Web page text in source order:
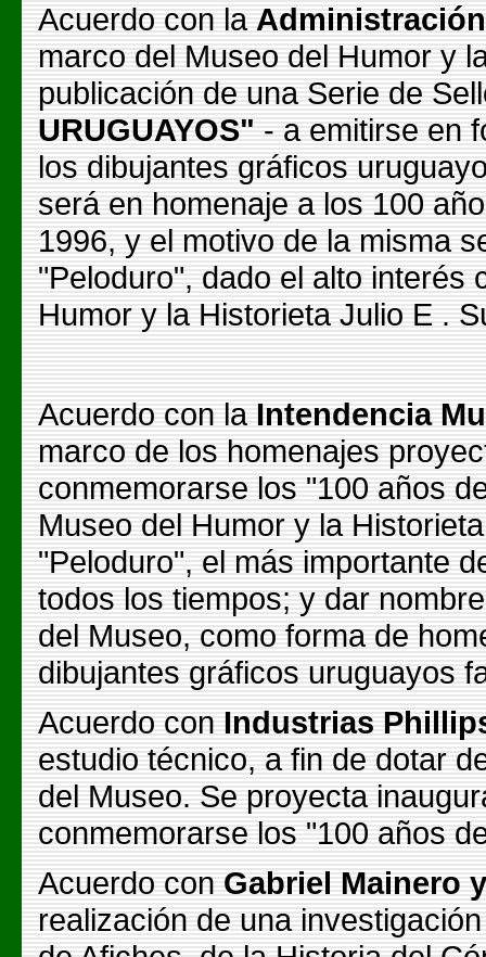
Acuerdo con la
marco del Museo del Humor y
publicación de una Serie de
URUGUAYOS" - a emitirse en
los dibujantes gráficos
será en homenaje a los 100
1996, y el motivo de la misma
"Peloduro", dado el alto interés
Humor y la Historieta Julio E .
Acuerdo con la Intendencia
marco de los homenajes
conmemorarse los "100 años
Museo del Humor y la
"Peloduro", el más importante
todos los tiempos; y dar
del Museo, como forma de
dibujantes gráficos uruguayos
Acuerdo con Industrias
estudio técnico, a fin de dotar
del Museo. Se proyecta
conmemorarse los "100 años
Acuerdo con Gabriel Mainero
realización de una